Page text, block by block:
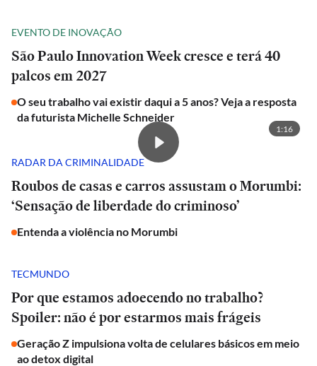
EVENTO DE INOVAÇÃO
São Paulo Innovation Week cresce e terá 40
palcos em 2027
O seu trabalho vai existir daqui a 5 anos? Veja a resposta
da futurista Michelle Schneider
1:16
RADAR DA CRIMINALIDADE
Roubos de casas e carros assustam o Morumbi:
‘Sensação de liberdade do criminoso’
Entenda a violência no Morumbi
TECMUNDO
Por que estamos adoecendo no trabalho?
Spoiler: não é por estarmos mais frágeis
Geração Z impulsiona volta de celulares básicos em meio
ao detox digital